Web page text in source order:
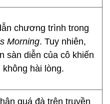
chương trình trong
Morning. Tuy nhiên,
sàn diễn của cô khiến
hài lòng.